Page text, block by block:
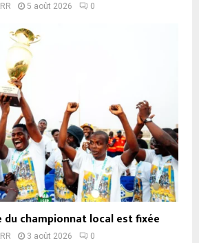
5 août 2026 0
du championnat local est fixée
3 août 2026 0